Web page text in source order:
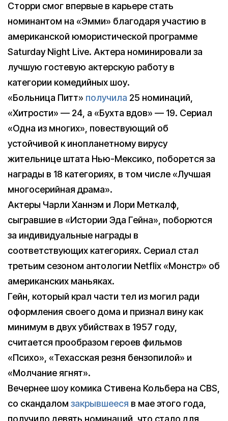
Сторри смог впервые в карьере стать
номинантом на «Эмми» благодаря участию в
американской юмористической программе
Saturday Night Live. Актера номинировали за
лучшую гостевую актерскую работу в
категории комедийных шоу.
«Больница Питт» получила 25 номинаций,
«Хитрости» — 24, а «Бухта вдов» — 19. Сериал
«Одна из многих», повествующий об
устойчивой к инопланетному вирусу
жительнице штата Нью-Мексико, поборется за
награды в 18 категориях, в том числе «Лучшая
многосерийная драма».
Актеры Чарли Ханнэм и Лори Меткалф,
сыгравшие в «Истории Эда Гейна», поборются
за индивидуальные награды в
соответствующих категориях. Сериал стал
третьим сезоном антологии Netflix «Монстр» об
американских маньяках.
Гейн, который крал части тел из могил ради
оформления своего дома и признал вину как
минимум в двух убийствах в 1957 году,
считается прообразом героев фильмов
«Психо», «Техасская резня бензопилой» и
«Молчание ягнят».
Вечернее шоу комика Стивена Кольбера на CBS,
со скандалом закрывшееся в мае этого года,
получило девять номинаций, что стало для